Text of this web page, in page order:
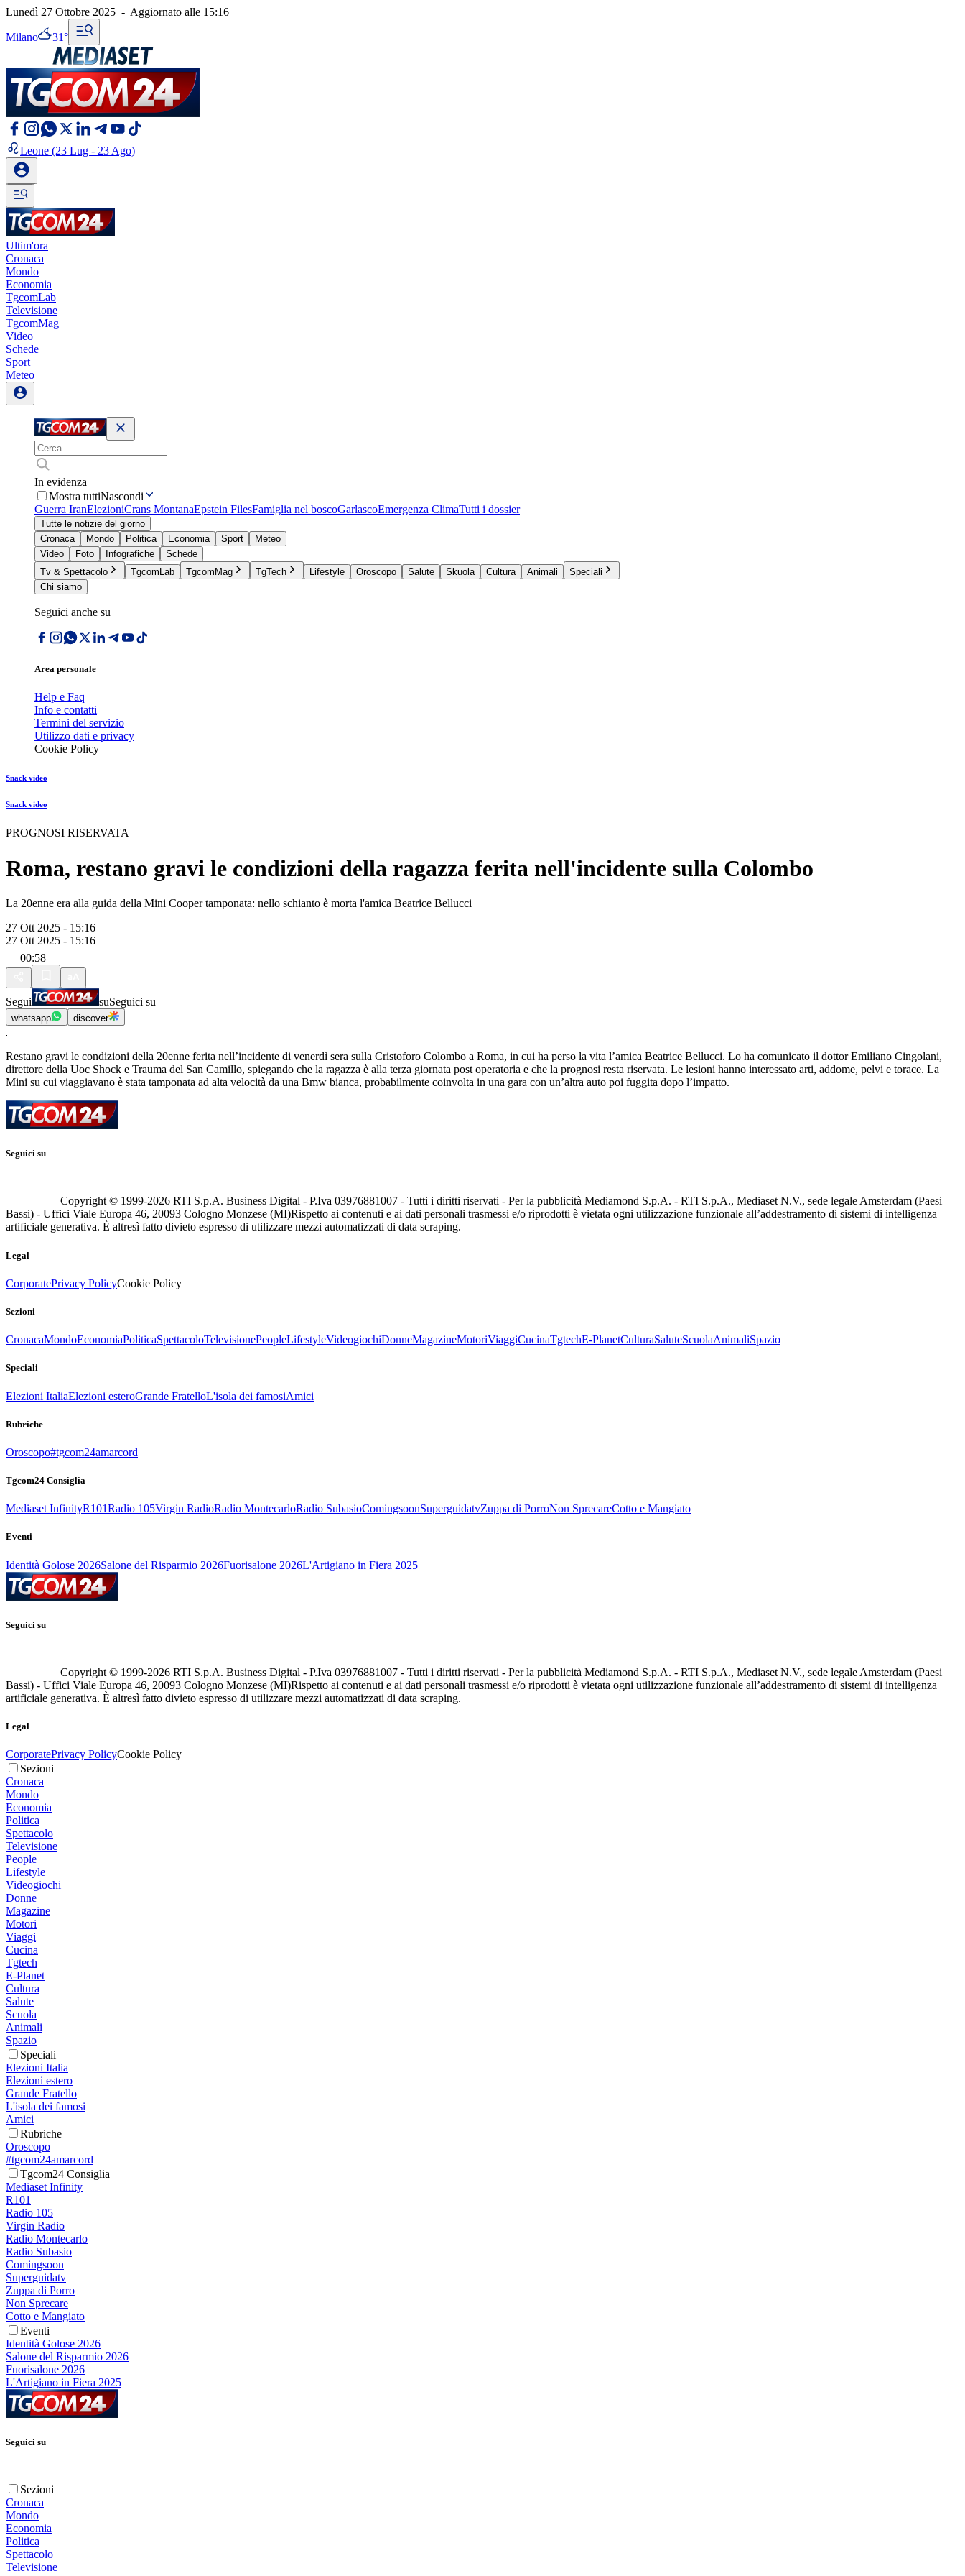
Lunedì 27 Ottobre 2025 - Aggiornato alle 15:16
Milano 31°
Leone (23 Lug - 23 Ago)
Ultim'ora
Cronaca
Mondo
Economia
TgcomLab
Televisione
TgcomMag
Video
Schede
Sport
Meteo
In evidenza
Mostra tuttiNascondi
Guerra IranElezioniCrans MontanaEpstein FilesFamiglia nel boscoGarlascoEmergenza ClimaTutti i dossier
Tutte le notizie del giorno
Cronaca
Mondo Politica Economia Sport
Meteo
Video
Foto Infografiche
Schede
Tv & Spettacolo
TgcomLab TgcomMag TgTech Lifestyle Oroscopo Salute Skuola Cultura Animali
Speciali
Chi siamo
Seguici anche su
Area personale
Help e Faq
Info e contatti
Termini del servizio
Utilizzo dati e privacy
Cookie Policy
Snack video
Snack video
PROGNOSI RISERVATA
Roma, restano gravi le condizioni della ragazza ferita nell'incidente sulla Colombo
La 20enne era alla guida della Mini Cooper tamponata: nello schianto è morta l'amica Beatrice Bellucci
27 Ott 2025 - 15:16
27 Ott 2025 - 15:16
00:58
Segui suSeguici su
whatsapp discover
Restano gravi le condizioni della 20enne ferita nell’incidente di venerdì sera sulla Cristoforo Colombo a Roma, in cui ha perso la vita l’amica Beatrice Bellucci. Lo ha comunicato il dottor Emiliano Cingolani,
direttore della Uoc Shock e Trauma del San Camillo, spiegando che la ragazza è alla terza giornata post operatoria e che la prognosi resta riservata. Le lesioni hanno interessato arti, addome, pelvi e torace. La
Mini su cui viaggiavano è stata tamponata ad alta velocità da una Bmw bianca, probabilmente coinvolta in una gara con un’altra auto poi fuggita dopo l’impatto.
Seguici su
Copyright © 1999-2026 RTI S.p.A. Business Digital - P.Iva 03976881007 - Tutti i diritti riservati - Per la pubblicità Mediamond S.p.A. - RTI S.p.A., Mediaset N.V., sede legale Amsterdam (Paesi
Bassi) - Uffici Viale Europa 46, 20093 Cologno Monzese (MI)Rispetto ai contenuti e ai dati personali trasmessi e/o riprodotti è vietata ogni utilizzazione funzionale all’addestramento di sistemi di intelligenza
artificiale generativa. È altresì fatto divieto espresso di utilizzare mezzi automatizzati di data scraping.
Legal
CorporatePrivacy PolicyCookie Policy
Sezioni
CronacaMondoEconomiaPoliticaSpettacoloTelevisionePeopleLifestyleVideogiochiDonneMagazineMotoriViaggiCucinaTgtechE-PlanetCulturaSaluteScuolaAnimaliSpazio
Speciali
Elezioni ItaliaElezioni esteroGrande FratelloL'isola dei famosiAmici
Rubriche
Oroscopo#tgcom24amarcord
Tgcom24 Consiglia
Mediaset InfinityR101Radio 105Virgin RadioRadio MontecarloRadio SubasioComingsoonSuperguidatvZuppa di PorroNon SprecareCotto e Mangiato
Eventi
Identità Golose 2026Salone del Risparmio 2026Fuorisalone 2026L'Artigiano in Fiera 2025
Seguici su
Copyright © 1999-2026 RTI S.p.A. Business Digital - P.Iva 03976881007 - Tutti i diritti riservati - Per la pubblicità Mediamond S.p.A. - RTI S.p.A., Mediaset N.V., sede legale Amsterdam (Paesi
Bassi) - Uffici Viale Europa 46, 20093 Cologno Monzese (MI)Rispetto ai contenuti e ai dati personali trasmessi e/o riprodotti è vietata ogni utilizzazione funzionale all’addestramento di sistemi di intelligenza
artificiale generativa. È altresì fatto divieto espresso di utilizzare mezzi automatizzati di data scraping.
Legal
CorporatePrivacy PolicyCookie Policy
Sezioni
Cronaca
Mondo
Economia
Politica
Spettacolo
Televisione
People
Lifestyle
Videogiochi
Donne
Magazine
Motori
Viaggi
Cucina
Tgtech
E-Planet
Cultura
Salute
Scuola
Animali
Spazio
Speciali
Elezioni Italia
Elezioni estero
Grande Fratello
L'isola dei famosi
Amici
Rubriche
Oroscopo
#tgcom24amarcord
Tgcom24 Consiglia
Mediaset Infinity
R101
Radio 105
Virgin Radio
Radio Montecarlo
Radio Subasio
Comingsoon
Superguidatv
Zuppa di Porro
Non Sprecare
Cotto e Mangiato
Eventi
Identità Golose 2026
Salone del Risparmio 2026
Fuorisalone 2026
L'Artigiano in Fiera 2025
Seguici su
Sezioni
Cronaca
Mondo
Economia
Politica
Spettacolo
Televisione